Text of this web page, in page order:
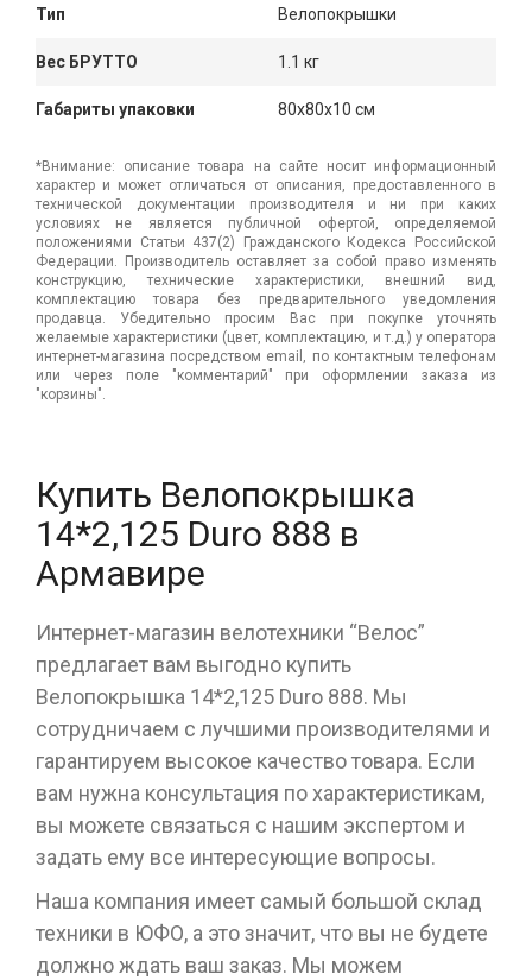
Тип Велопокрышки
Вес БРУТТО 1.1 кг
Габариты упаковки 80x80x10 см
*Внимание: описание товара на сайте носит информационный
характер и может отличаться от описания, предоставленного в
технической документации производителя и ни при каких
условиях не является публичной офертой, определяемой
положениями Статьи 437(2) Гражданского Кодекса Российской
Федерации. Производитель оставляет за собой право изменять
конструкцию, технические характеристики, внешний вид,
комплектацию товара без предварительного уведомления
продавца. Убедительно просим Вас при покупке уточнять
желаемые характеристики (цвет, комплектацию, и т.д.) у оператора
интернет-магазина посредством email, по контактным телефонам
или через поле "комментарий" при оформлении заказа из
"корзины".
Купить Велопокрышка
14*2,125 Duro 888 в
Армавире
Интернет-магазин велотехники “Велос”
предлагает вам выгодно купить
Велопокрышка 14*2,125 Duro 888. Мы
сотрудничаем с лучшими производителями и
гарантируем высокое качество товара. Если
вам нужна консультация по характеристикам,
вы можете связаться с нашим экспертом и
задать ему все интересующие вопросы.
Наша компания имеет самый большой склад
техники в ЮФО, а это значит, что вы не будете
должно ждать ваш заказ. Мы можем